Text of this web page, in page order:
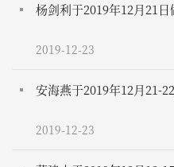
杨剑利于2019年12月21
“城市的新知：晚清民国
2019-12-23
安海燕于2019年12月21-
清华历史语言研究论坛“
2019-12-23